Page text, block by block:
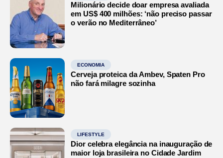
Milionário decide doar empresa avaliada
em US$ 400 milhões: ‘não preciso passar
o verão no Mediterrâneo’
ECONOMIA
Cerveja proteica da Ambev, Spaten Pro
não fará milagre sozinha
LIFESTYLE
Dior celebra elegância na inauguração de
maior loja brasileira no Cidade Jardim